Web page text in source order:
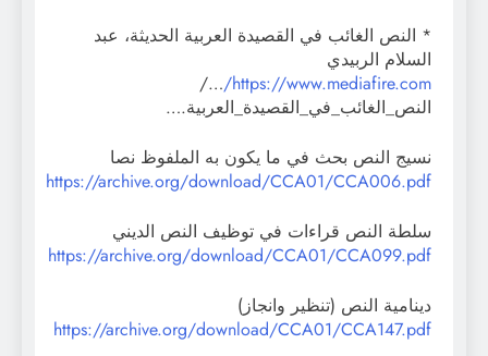
* النص الغائب في القصيدة العربية الحديثة، عبد
السلام الربيدي
https://www.mediafire.com/
…/
النص_الغائب_في_القصيدة_العربية.…
نسيج النص بحث في ما يكون به الملفوظ نصا
https://archive.org/download/CCA01/CCA006.pdf
سلطة النص قراءات في توظيف النص الديني
https://archive.org/download/CCA01/CCA099.pdf
دينامية النص (تنظير وانجاز)
https://archive.org/download/CCA01/CCA147.pdf